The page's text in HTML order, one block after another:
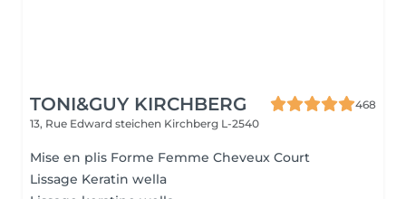
TONI&GUY KIRCHBERG
468
13, Rue Edward steichen Kirchberg L-2540
Mise en plis Forme Femme Cheveux Court
Lissage Keratin wella